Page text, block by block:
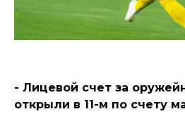
- Лицевой счет за
открыли в 11-м по счету